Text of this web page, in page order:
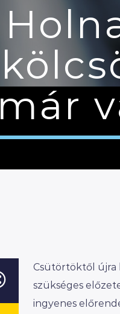
már
Csütörtöktől újra
szükséges
ingyenes